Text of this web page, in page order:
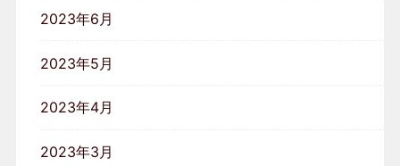
2023年6月
2023年5月
2023年4月
2023年3月